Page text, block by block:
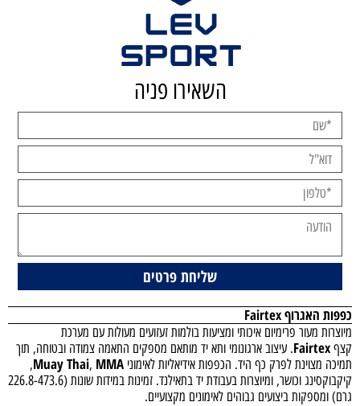
השאירו פניה
כפפות האגרוףFairtex
מיוצרות מעור פרימיום איכותי ומציעות בולמות זעזועים מעולות עם מערכת
קצף Fairtex. עיצוב ארגונומי ותא יד מותאם מספקים התאמה צמודה ובטוחה, תוך
תמיכה מצוינת לפרק כף היד. הכפפות אידיאליות לאימוני
Muay Thai, MMA
,
קיקבוקסינג וכושר, ומיוצרות בעבודת יד בתאילנד. זמינות במידות שונות (226.8-473.6
גרם) ומספקות ביצועים גבוהים לאימונים מקצועיים.